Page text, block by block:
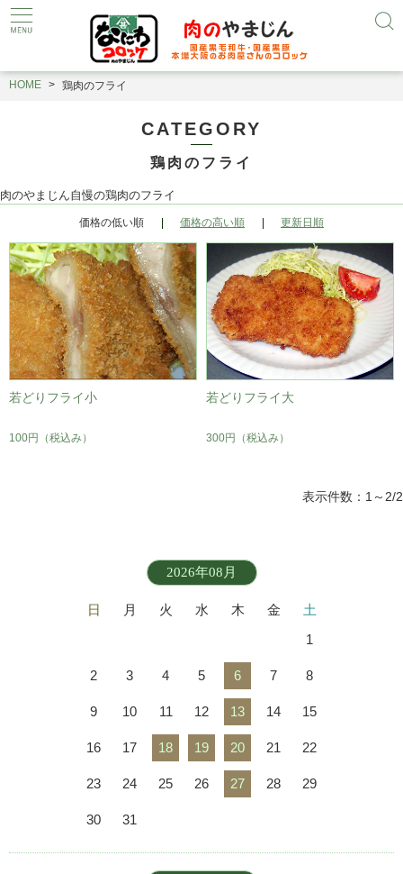
HOME 鶏肉のフライ
CATEGORY
鶏肉のフライ
肉のやまじん自慢の鶏肉のフライ
価格の低い順 価格の高い順 更新日順
若どりフライ小
100円 （税込み）
若どりフライ大
300円 （税込み）
表示件数：1～2/2
2026年08月
日 月 火 水 木 金
土
1
2 3 4 5 6 7 8
9 10 11 12 13 14 15
16 17 18 19 20 21 22
23 24 25 26 27 28 29
30 31